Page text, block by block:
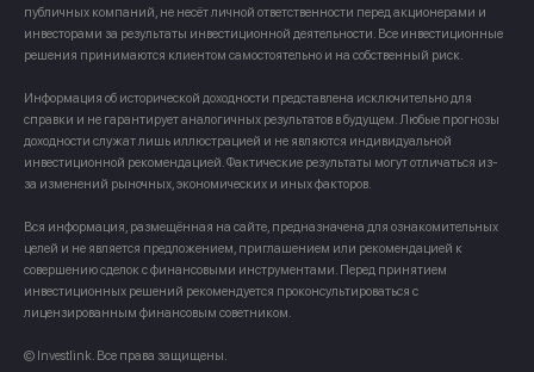
публичных компаний, не несёт личной ответственности перед акционерами и
инвесторами за результаты инвестиционной деятельности. Все инвестиционные
решения принимаются клиентом самостоятельно и на собственный риск.
Информация об исторической доходности представлена исключительно для
справки и не гарантирует аналогичных результатов в будущем. Любые прогнозы
доходности служат лишь иллюстрацией и не являются индивидуальной
инвестиционной рекомендацией. Фактические результаты могут отличаться из-
за изменений рыночных, экономических и иных факторов.
Вся информация, размещённая на сайте, предназначена для ознакомительных
целей и не является предложением, приглашением или рекомендацией к
совершению сделок с финансовыми инструментами. Перед принятием
инвестиционных решений рекомендуется проконсультироваться с
лицензированным финансовым советником.
© Investlink. Все права защищены.